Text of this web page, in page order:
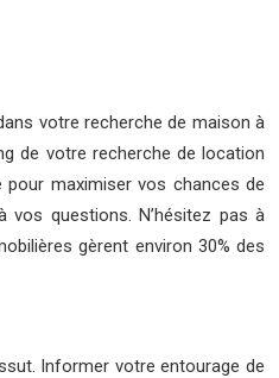
votre recherche de maison à
de votre recherche de location
maximiser vos chances de
questions. N’hésitez pas à
gèrent environ 30% des
Informer votre entourage de